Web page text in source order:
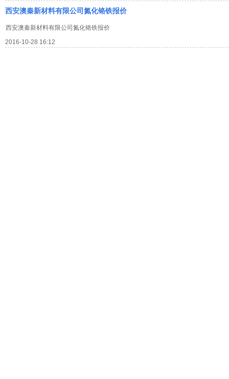
西安澳秦新材料有限公司氮化铬铁报价
西安澳秦新材料有限公司氮化铬铁报价
2016-10-28 16:12